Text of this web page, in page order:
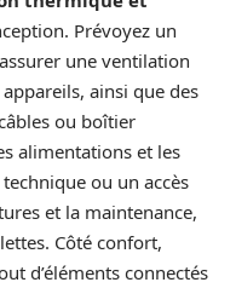
Prévoyez un
une ventilation
ainsi que des
ou boîtier
alimentations et les
ou un accès
et la maintenance,
Côté confort,
d’éléments connectés